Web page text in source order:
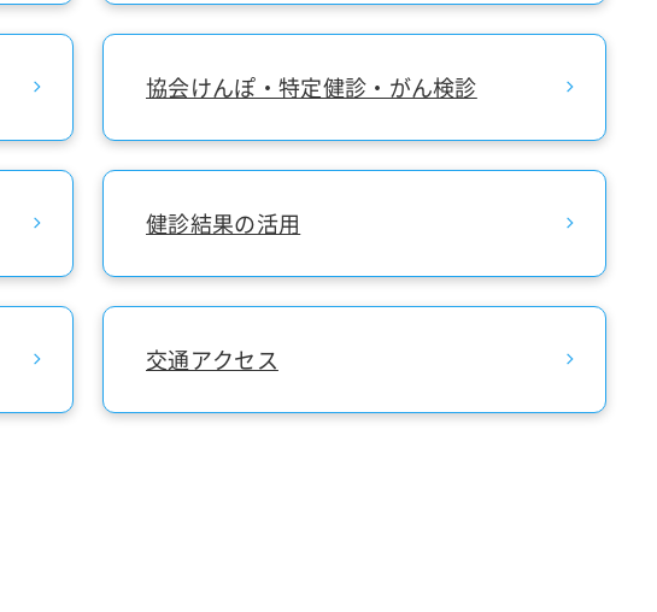
協会けんぽ・特定健診・がん検診
健診結果の活用
交通アクセス